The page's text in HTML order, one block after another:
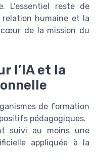
L’essentiel reste de
relation humaine et la
cœur de la mission du
l’IA et la
de formation
pédagogiques.
suivi au moins une
appliquée à la